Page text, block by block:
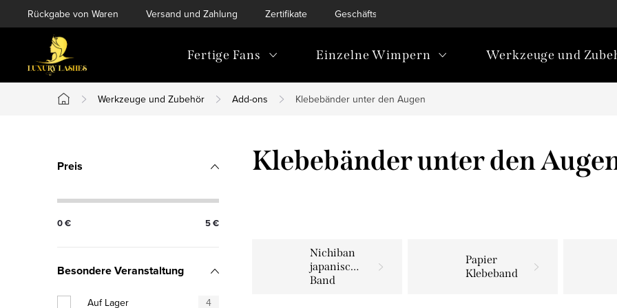
Inhalt
Rückgabe von Waren Versand und Zahlung Zertifikate Geschäftsbedingungen
Fertige Fans Einzelne Wimpern Werkzeuge und
Startseite
Werkzeuge und Zubehör Add-ons Klebebänder unter den Augen
S
i
e
n
Preis
0€ 5€
Besondere Veranstaltung
Auf Lager 4
Klebebänder unter den
Nichiban
japanisches
Band
Papier
Klebeband